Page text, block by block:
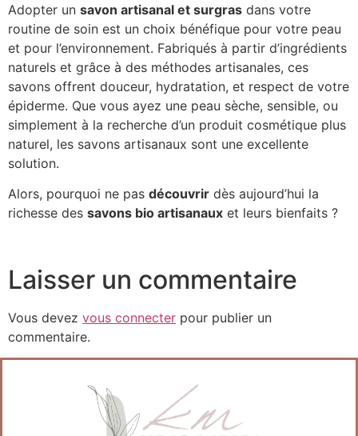
Adopter un savon artisanal et surgras dans votre
routine de soin est un choix bénéfique pour votre peau
et pour l’environnement. Fabriqués à partir d’ingrédients
naturels et grâce à des méthodes artisanales, ces
savons offrent douceur, hydratation, et respect de votre
épiderme. Que vous ayez une peau sèche, sensible, ou
simplement à la recherche d’un produit cosmétique plus
naturel, les savons artisanaux sont une excellente
solution.
Alors, pourquoi ne pas découvrir dès aujourd’hui la
richesse des savons bio artisanaux et leurs bienfaits ?
Laisser un commentaire
Vous devez vous connecter pour publier un
commentaire.